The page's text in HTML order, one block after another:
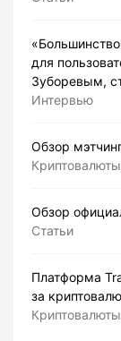
для
Зуборевым,
Интервью
Обзор
Криптовалюты
Обзор
Статьи
Платформа
за
Криптовалюты